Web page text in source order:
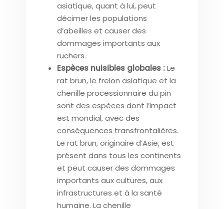
asiatique, quant à lui, peut
décimer les populations
d’abeilles et causer des
dommages importants aux
ruchers.
Espèces nuisibles globales :Le
rat brun, le frelon asiatique et la
chenille processionnaire du pin
sont des espèces dont l’impact
est mondial, avec des
conséquences transfrontalières.
Le rat brun, originaire d’Asie, est
présent dans tous les continents
et peut causer des dommages
importants aux cultures, aux
infrastructures et à la santé
humaine. La chenille